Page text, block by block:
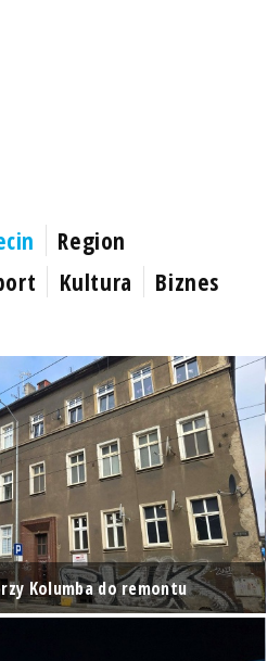
Region
Kultura
Biznes
Kolumba do remontu